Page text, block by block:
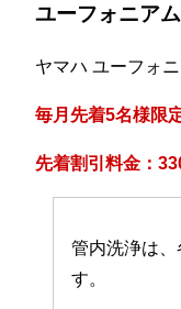
ユーフォニア
ヤマハ ユーフォ
毎月先着5名様限
先着割引料金：
管内洗浄は、
す。